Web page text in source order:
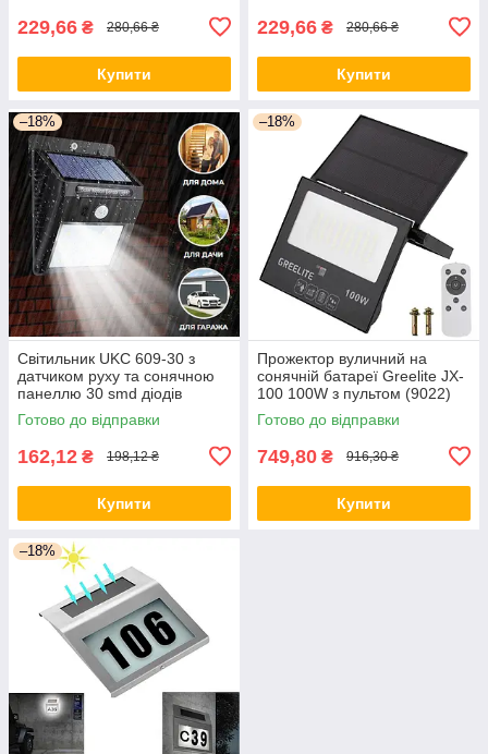
229,66 ₴ 280,66 ₴
Купити
229,66 ₴ 280,66 ₴
Купити
–18%
Світильник UKC 609-30 з
датчиком руху та сонячною
панеллю 30 smd діодів
настінний Black (5115)
Готово до відправки
162,12 ₴ 198,12 ₴
Купити
–18%
Прожектор вуличний на
сонячній батареї Greelite JX-
100 100W з пультом (9022)
Готово до відправки
749,80 ₴ 916,30 ₴
Купити
–18%